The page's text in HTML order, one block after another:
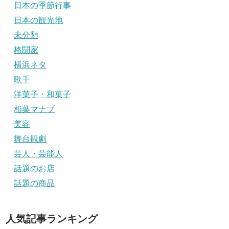
日本の季節行事
日本の観光地
未分類
格闘家
横浜ネタ
歌手
洋菓子・和菓子
相葉マナブ
美容
舞台観劇
芸人・芸能人
話題のお店
話題の商品
人気記事ランキング